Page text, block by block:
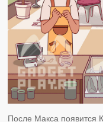
После Макса появится